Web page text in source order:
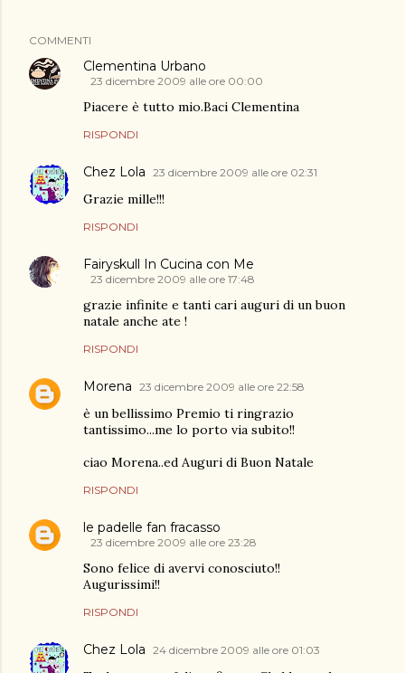
COMMENTI
Clementina Urbano
23 dicembre 2009 alle ore 00:00
Piacere è tutto mio.Baci Clementina
RISPONDI
Chez Lola 23 dicembre 2009 alle ore 02:31
Grazie mille!!!
RISPONDI
Fairyskull In Cucina con Me
23 dicembre 2009 alle ore 17:48
grazie infinite e tanti cari auguri di un buon
natale anche ate !
RISPONDI
Morena 23 dicembre 2009 alle ore 22:58
è un bellissimo Premio ti ringrazio
tantissimo...me lo porto via subito!!
ciao Morena..ed Auguri di Buon Natale
RISPONDI
le padelle fan fracasso
23 dicembre 2009 alle ore 23:28
Sono felice di avervi conosciuto!!
Augurissimi!!
RISPONDI
Chez Lola 24 dicembre 2009 alle ore 01:03